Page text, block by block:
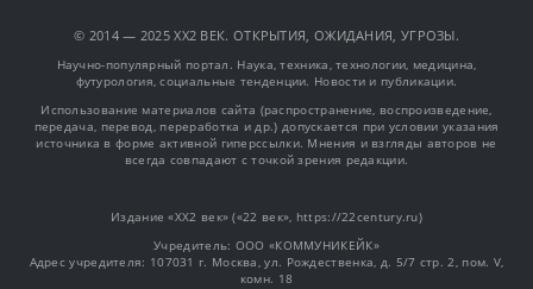
© 2014 — 2025 XX2 ВЕК. ОТКРЫТИЯ, ОЖИДАНИЯ, УГРОЗЫ.
Научно-популярный портал. Наука, техника, технологии, медицина,
футурология, социальные тенденции. Новости и публикации.
Использование материалов сайта (распространение, воспроизведение,
передача, перевод, переработка и др.) допускается при условии указания
источника в форме активной гиперссылки. Мнения и взгляды авторов не
всегда совпадают с точкой зрения редакции.
Издание «XX2 век» («22 век», https://22century.ru)
Учредитель: OOO «КОММУНИКЕЙК»
Адрес учредителя: 107031 г. Москва, ул. Рождественка, д. 5/7 стр. 2, пом. V,
комн. 18